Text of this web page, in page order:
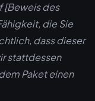
[Beweis des
die Sie
dass dieser
stattdessen
Paket einen